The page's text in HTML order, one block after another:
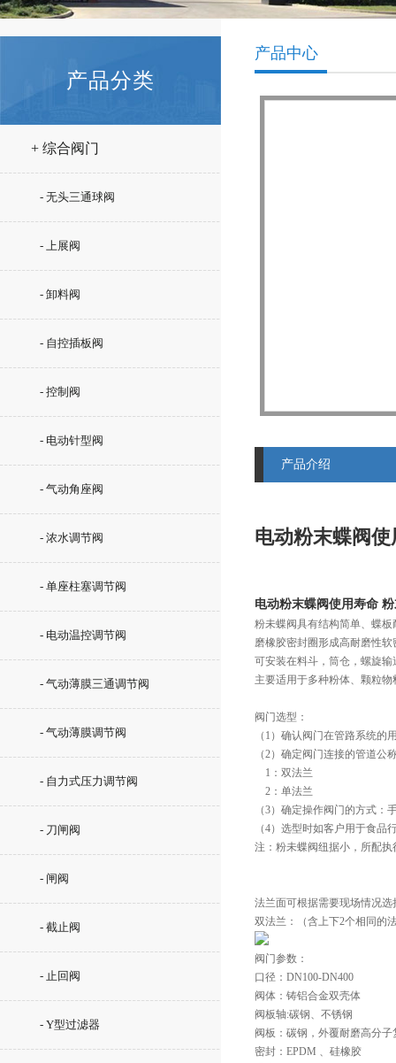
产品分类
+ 综合阀门
- 无头三通球阀
- 上展阀
- 卸料阀
- 自控插板阀
- 控制阀
- 电动针型阀
- 气动角座阀
- 浓水调节阀
- 单座柱塞调节阀
- 电动温控调节阀
- 气动薄膜三通调节阀
- 气动薄膜调节阀
- 自力式压力调节阀
- 刀闸阀
- 闸阀
- 截止阀
- 止回阀
- Y型过滤器
产品中心
产品介绍
电动粉末蝶阀
电动粉末蝶阀使用寿命
粉未蝶阀具有结构简单、蝶
磨橡胶密封圈形成高耐磨性软
可安装在料斗，筒仓，螺旋
主要适用于多种粉体、颗粒
阀门选型：
（1）确认阀门在管路系统
（2）确定阀门连接的管道公
1：双法兰
2：单法兰
（3）确定操作阀门的方式：
（4）选型时如客户用于食品
注：粉未蝶阀纽据小，所配
法兰面可根据需要现场情况
双法兰：（含上下2个相同的
阀门参数：
口径：DN100-DN400
阀体：铸铝合金双壳体
阀板轴:碳钢、不锈钢
阀板：碳钢，外覆耐磨高分
密封：EPDM 、硅橡胶